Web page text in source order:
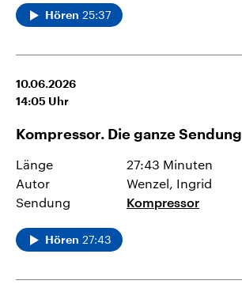
Hören 25:37
10.06.2026
14:05 Uhr
Kompressor. Die ganze Sendung
Länge
27:43 Minuten
Autor
Wenzel, Ingrid
Sendung
Kompressor
Hören 27:43